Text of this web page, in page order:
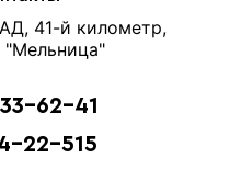
41-й километр,
62-41
22-515